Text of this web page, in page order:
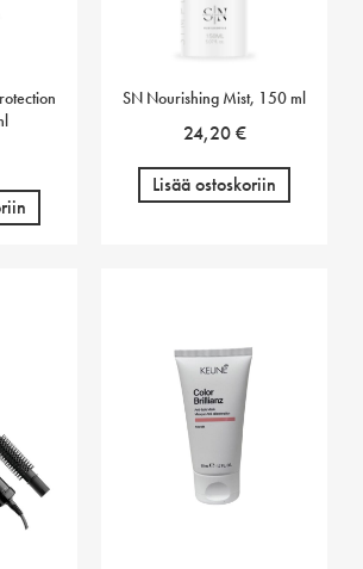
SN Nourishing Mist, 150 ml
24,20€
Lisää ostoskoriin